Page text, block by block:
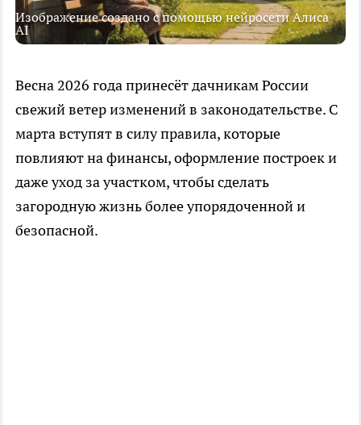
Изображение создано с помощью нейросети Алиса
AI
Весна 2026 года принесёт дачникам России
свежий ветер изменений в законодательстве. С
марта вступят в силу правила, которые
повлияют на финансы, оформление построек и
даже уход за участком, чтобы сделать
загородную жизнь более упорядоченной и
безопасной.